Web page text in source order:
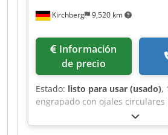
Kirchberg 9,520 km
de precio
Estado: listo para usar (usado),
engrapado con ojales
modelo 0249. Dedeh Rayzopfx